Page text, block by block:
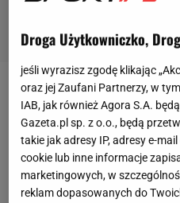
W miniony piątek
Mołdawią i pożegnała
którego to był ostatni
Mimo korzystnego
Polski nie powalał.
Droga Użytkowniczko,
jeśli wyrazisz zgodę klikając
oraz jej Zaufani Partnerzy, w
IAB, jak również Agora S.A.
Gazeta.pl sp. z o.o., będą
takie jak adresy IP, adresy e-
cookie lub inne informacje
marketingowych, w
reklam dopasowanych do